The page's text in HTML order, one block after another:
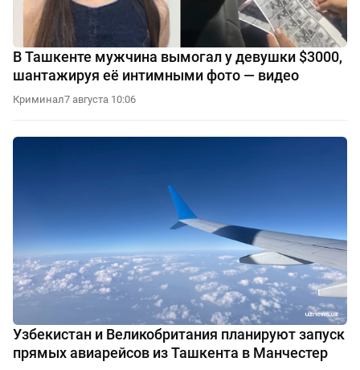
В Ташкенте мужчина вымогал у девушки $3000,
шантажируя её интимными фото — видео
Криминал7 августа 10:06
Узбекистан и Великобритания планируют запуск
прямых авиарейсов из Ташкента в Манчестер